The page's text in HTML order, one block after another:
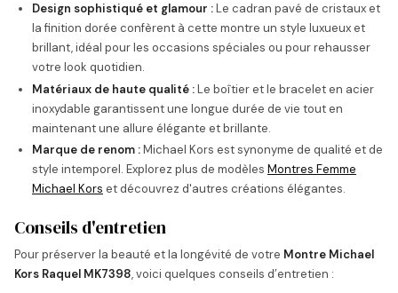
Design sophistiqué et glamour :Le cadran pavé de cristaux et
la finition dorée confèrent à cette montre un style luxueux et
brillant, idéal pour les occasions spéciales ou pour rehausser
votre look quotidien.
Matériaux de haute qualité :Le boîtier et le bracelet en acier
inoxydable garantissent une longue durée de vie tout en
maintenant une allure élégante et brillante.
Marque de renom :Michael Kors est synonyme de qualité et de
style intemporel. Explorez plus de modèles Montres Femme
Michael Kors et découvrez d'autres créations élégantes.
Conseils d'entretien
Pour préserver la beauté et la longévité de votre Montre Michael
Kors Raquel MK7398, voici quelques conseils d’entretien :